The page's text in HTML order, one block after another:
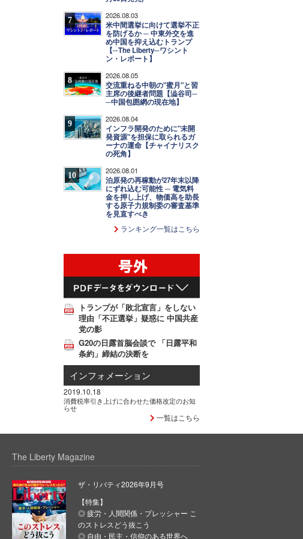
7 2026.08.03
米中間選挙に向けて選挙不正
を防げるか ─ 中東外交を進
め中国を抑え込むトランプ
【─The Liberty─ワシント
ン・レポート】
8 2026.08.05
交流重ねる中朝の"蜜月"と習
主席の後継者問題【澁谷司─
─中国包囲網の現在地】
9 2026.08.04
インフラ開発のために"未開
発資源"を担保に取られるガ
ーナの運命【チャイナリスク
の死角】
10 2026.08.01
泊原発の再稼動が27年末以降
にずれ込む可能性 ─ 電気料
金を押し上げ、物価高を助長
する原子力規制委の審査基準
を見直すべき
ランキング一覧はこちら
トランプが「敗北宣言」をしない
理由「不正選挙」疑惑に 中国共産
党の影
G20の日露首脳会談で 「日露平和
条約」締結の決断を
インフォメーション
2019.10.18
消費税率引き上げに合わせた価格改定のお知
らせ
一覧はこちら
The Liberty Magazine
ザ・リバティ2026年9月号
【特集】
◎ 疲労・人間関係・プレッシャー こ
のストレスどう抜こう
◎ 自由・民主・信仰のある世界へ